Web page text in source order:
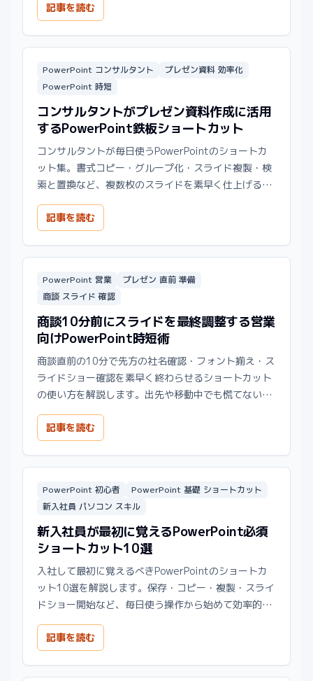
記事を読む
PowerPoint コンサルタント
プレゼン資料 効率化
PowerPoint 時短
コンサルタントがプレゼン資料作成に活用
するPowerPoint鉄板ショートカット
コンサルタントが毎日使うPowerPointのショートカ
ット集。書式コピー・グループ化・スライド複製・検
索と置換など、複数枚のスライドを素早く仕上げるた
めの実践的な組み合わせを解説します。
記事を読む
PowerPoint 営業
プレゼン 直前 準備
商談 スライド 確認
商談10分前にスライドを最終調整する営業
向けPowerPoint時短術
商談直前の10分で先方の社名確認・フォント揃え・ス
ライドショー確認を素早く終わらせるショートカット
の使い方を解説します。出先や移動中でも慌てない資
料仕上げの手順です。
記事を読む
PowerPoint 初心者
PowerPoint 基礎 ショートカット
新入社員 パソコン スキル
新入社員が最初に覚えるPowerPoint必須
ショートカット10選
入社して最初に覚えるべきPowerPointのショートカ
ット10選を解説します。保存・コピー・複製・スライ
ドショー開始など、毎日使う操作から始めて効率的に
スキルアップできます。
記事を読む